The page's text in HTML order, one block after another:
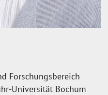
Forschungsbereich
Universität Bochum